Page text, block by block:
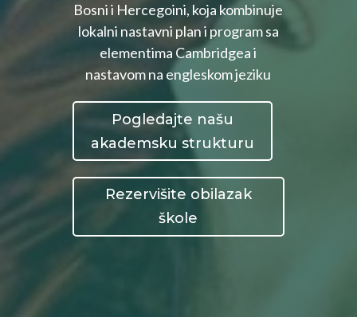
Bosni i Hercegoini, koja kombinuje
lokalni nastavni plan i program sa
elementima Cambridgea i
nastavom na engleskom jeziku
Pogledajte našu
akademsku strukturu
Rezervišite obilazak
škole